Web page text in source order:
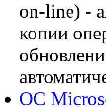
on-line) -
копии
ОС